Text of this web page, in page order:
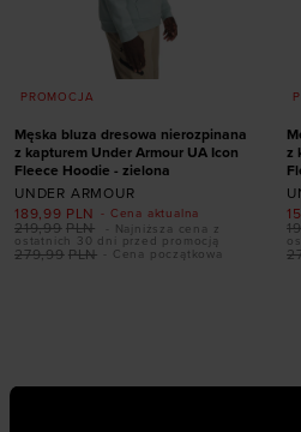
PROMOCJA
Męska bluza dresowa nierozpinana
z kapturem Under Armour UA Icon
Fleece Hoodie - zielona
UNDER ARMOUR
- Cena aktualna
189,99 PLN
- Cena początkowa
279,99 PLN
219,99 PLN
- Najniższa cena z
ostatnich 30 dni przed promocją
z